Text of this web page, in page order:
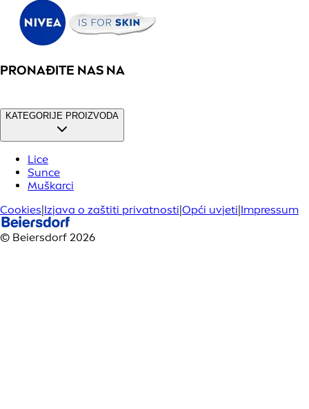
PRONAĐITE NAS NA
KATEGORIJE PROIZVODA
Lice
Sunce
Muškarci
Cookies Izjava o zaštiti privatnosti Opći uvjeti Impressum
© Beiersdorf 2026